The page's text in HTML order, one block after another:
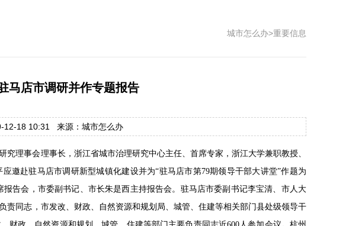
城市怎么办>重要信息
马店市调研并作专题报告
12-18 10:31 来源：城市怎么办
理事会理事长，浙江省城市治理研究中心主任、首席专家，浙江大学兼职教授、
邀赴驻马店市调研新型城镇化建设并为“驻马店市第79期领导干部大讲堂”作题为
告会，市委副书记、市长朱是西主持报告会。驻马店市委副书记李宝清、市人大
同志，市发改、财政、自然资源和规划局、城管、住建等相关部门县处级领导干